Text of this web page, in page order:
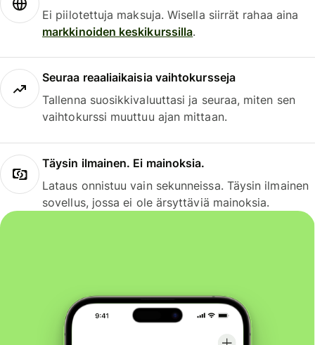
Ei piilotettuja maksuja. Wisella siirrät rahaa aina
markkinoiden keskikurssilla.
Seuraa reaaliaikaisia vaihtokursseja
Tallenna suosikkivaluuttasi ja seuraa, miten sen
vaihtokurssi muuttuu ajan mittaan.
Täysin ilmainen. Ei mainoksia.
Lataus onnistuu vain sekunneissa. Täysin ilmainen
sovellus, jossa ei ole ärsyttäviä mainoksia.